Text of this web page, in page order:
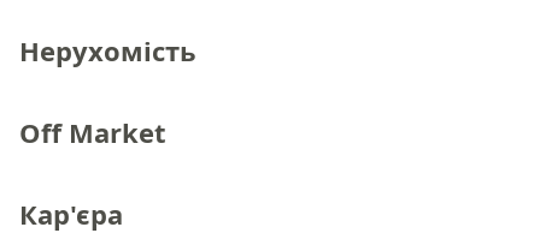
Нерухомість
Off Market
Кар'єра